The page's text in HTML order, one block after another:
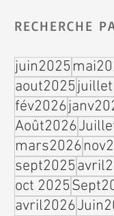
RECHERCHE
juin2025
aout2025
fév2026
Août2026
mars2026
sept2025
oct 2025
avril2026